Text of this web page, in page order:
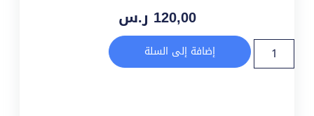
120,00 ر.س
إضافة إلى السلة